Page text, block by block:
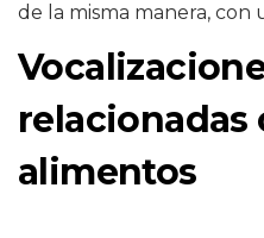
de la misma manera, con
relacionadas
alimentos